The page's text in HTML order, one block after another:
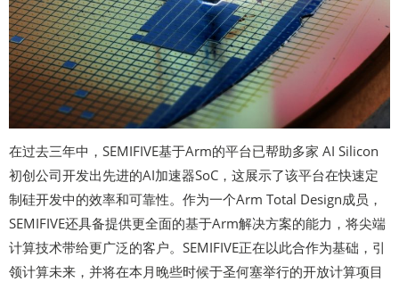
在过去三年中，SEMIFIVE基于Arm的平台已帮助多家 AI Silicon
初创公司开发出先进的AI加速器SoC，这展示了该平台在快速定
制硅开发中的效率和可靠性。作为一个Arm Total Design成员，
SEMIFIVE还具备提供更全面的基于Arm解决方案的能力，将尖端
计算技术带给更广泛的客户。SEMIFIVE正在以此合作为基础，引
领计算未来，并将在本月晚些时候于圣何塞举行的开放计算项目